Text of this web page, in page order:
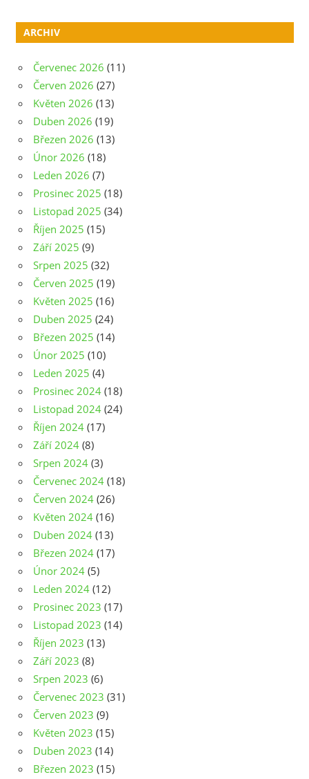
ARCHIV
Červenec 2026 (11)
Červen 2026 (27)
Květen 2026 (13)
Duben 2026 (19)
Březen 2026 (13)
Únor 2026 (18)
Leden 2026 (7)
Prosinec 2025 (18)
Listopad 2025 (34)
Říjen 2025 (15)
Září 2025 (9)
Srpen 2025 (32)
Červen 2025 (19)
Květen 2025 (16)
Duben 2025 (24)
Březen 2025 (14)
Únor 2025 (10)
Leden 2025 (4)
Prosinec 2024 (18)
Listopad 2024 (24)
Říjen 2024 (17)
Září 2024 (8)
Srpen 2024 (3)
Červenec 2024 (18)
Červen 2024 (26)
Květen 2024 (16)
Duben 2024 (13)
Březen 2024 (17)
Únor 2024 (5)
Leden 2024 (12)
Prosinec 2023 (17)
Listopad 2023 (14)
Říjen 2023 (13)
Září 2023 (8)
Srpen 2023 (6)
Červenec 2023 (31)
Červen 2023 (9)
Květen 2023 (15)
Duben 2023 (14)
Březen 2023 (15)